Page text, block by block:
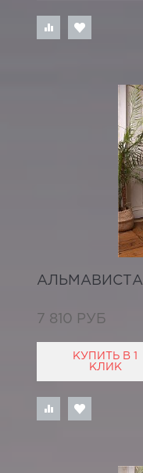
АЛЬМАВИСТА
7 810 РУБ
КУПИТЬ В 1
КЛИК